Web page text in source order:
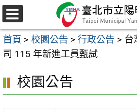
跳
至
主
要
容
區
選
單
首頁 > 校園公告 > 行政公告 > 台
司 115 年新進工員甄試
校園公告